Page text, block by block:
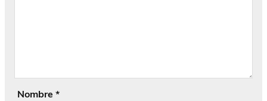
Nombre *